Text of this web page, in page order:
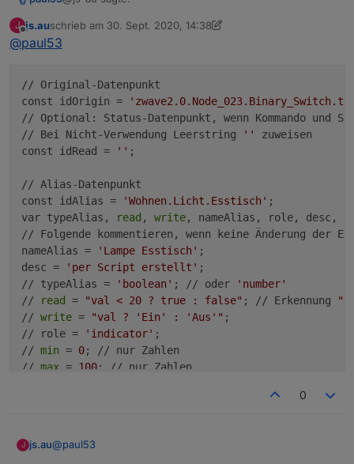
Dein Script (bitte in Code tags) ?
J
Offline
js.auschrieb am 30. Sept. 2020, 14:38
zuletzt editiert von Homoran
@paul53
// Original-Datenpunkt
const idOrigin =
// Optional: Status-Datenpunkt, wenn Kommando und
// Bei Nicht-Verwendung Leerstring
''
zuweisen
const idRead =
'' ;
// Alias-Datenpunkt
const idAlias =
'Wohnen.Licht.Esstisch' ;
var typeAlias,
read , write, nameAlias, role, desc,
// Folgende kommentieren, wenn keine Änderung der
nameAlias =
'Lampe Esstisch' ;
desc =
'per Script erstellt' ;
// typeAlias =
'boolean' ; // oder
'number'
//
read = "val < 20 ? true : false" ; // Erkennung
// write = "val ? 'Ein' : 'Aus'" ;
// role =
'indicator' ;
// min = 0; // nur Zahlen
// max = 100; // nur Zahlen
'Ein'
}; //
// gewerk =
0
J js.au@paul53